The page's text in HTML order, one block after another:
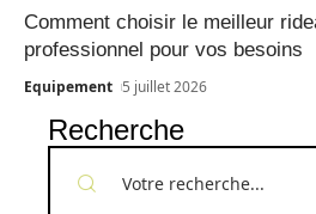
Comment choisir le meilleur
professionnel pour vos besoins
Equipement 5 juillet 2026
Recherche